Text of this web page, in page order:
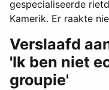
gespecialiseerde
Kamerik. Er raakte
Verslaafd
'Ik ben niet
groupie'